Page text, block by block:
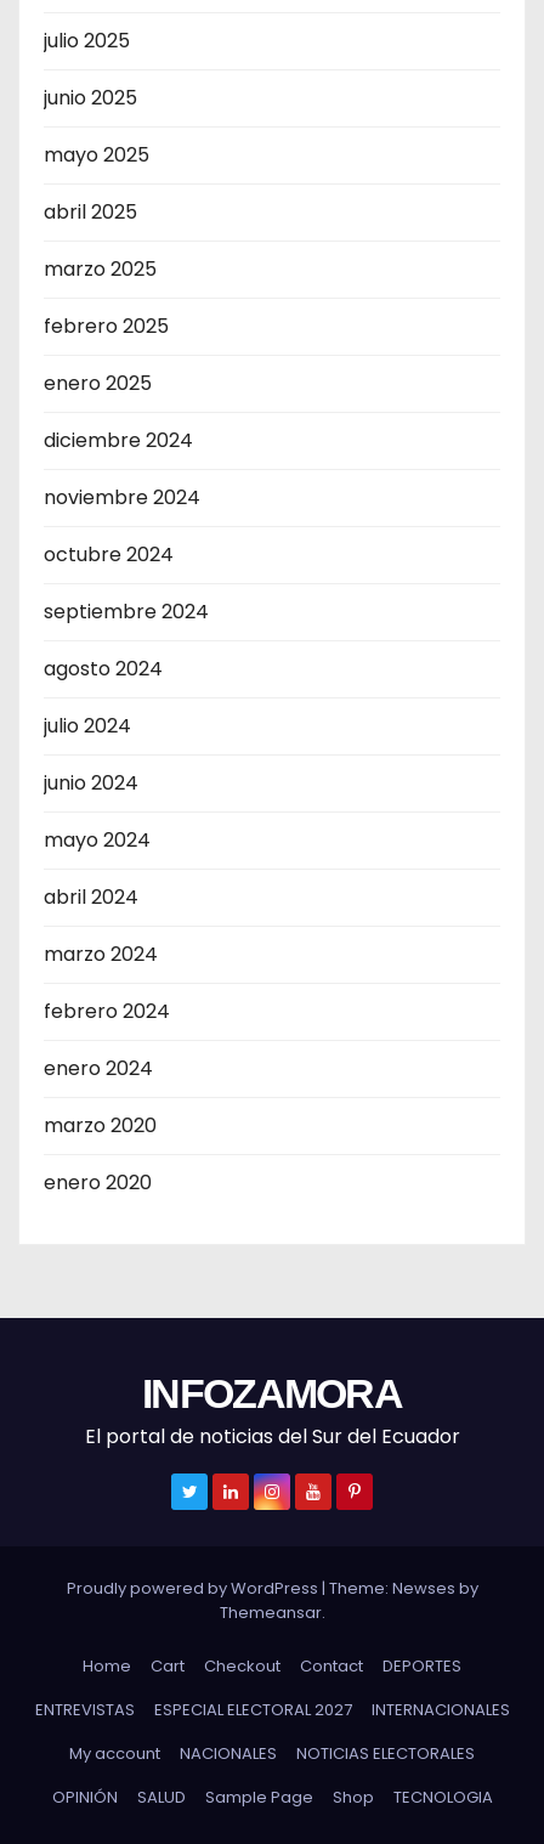
julio 2025
junio 2025
mayo 2025
abril 2025
marzo 2025
febrero 2025
enero 2025
diciembre 2024
noviembre 2024
octubre 2024
septiembre 2024
agosto 2024
julio 2024
junio 2024
mayo 2024
abril 2024
marzo 2024
febrero 2024
enero 2024
marzo 2020
enero 2020
INFOZAMORA
El portal de noticias del Sur del Ecuador
Proudly powered by WordPress | Theme: Newses by
Themeansar.
Home Cart Checkout Contact
DEPORTES
ENTREVISTAS
ESPECIAL ELECTORAL 2027
INTERNACIONALES
My account
NACIONALES
NOTICIAS ELECTORALES
OPINIÓN
SALUD Sample Page Shop TECNOLOGIA